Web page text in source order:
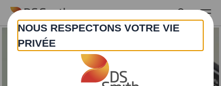
Skip to main content